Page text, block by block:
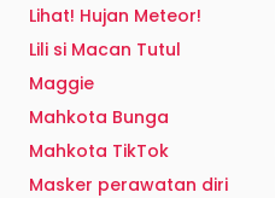
Lihat! Hujan Meteor!
Lili si Macan Tutul
Maggie
Mahkota Bunga
Mahkota TikTok
Masker perawatan diri